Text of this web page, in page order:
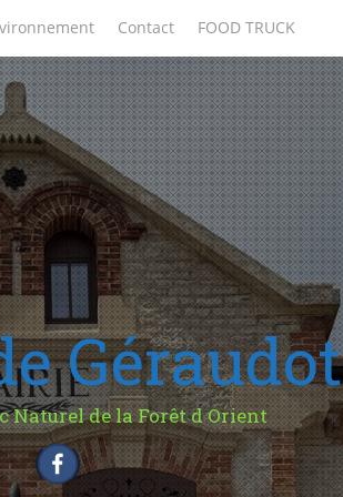
Contact FOOD TRUCK
Géraudot
Naturel de la Forêt d Orient